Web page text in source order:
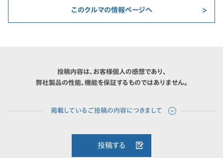
このクルマの情報ページへ
投稿内容は、お客様個人の感想であり、
弊社製品の性能、機能を保証するものではありません。
投稿する